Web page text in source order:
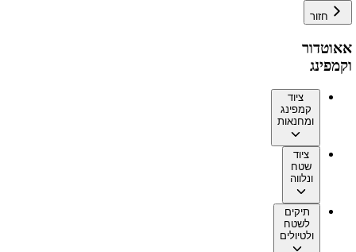
חזור
אאוטדור
וקמפינג
ציוד
קמפינג
ומחנאות
ציוד
שטח
ונלווה
תיקים
לשטח
ולטיולים